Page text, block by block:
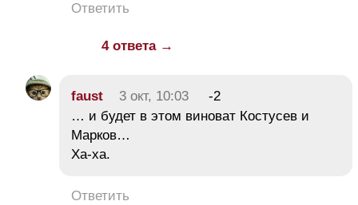
Ответить
4 ответа →
faust 3 окт, 10:03
-2
… и будет в этом виноват Костусев и
Марков…
Ха-ха.
Ответить